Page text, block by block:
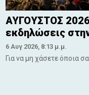
ΑΥΓΟΥΣΤΟΣ
εκδηλώσεις
6 Αυγ 2026, 8:13 μ.μ.
Για να μη χάσετε όποια